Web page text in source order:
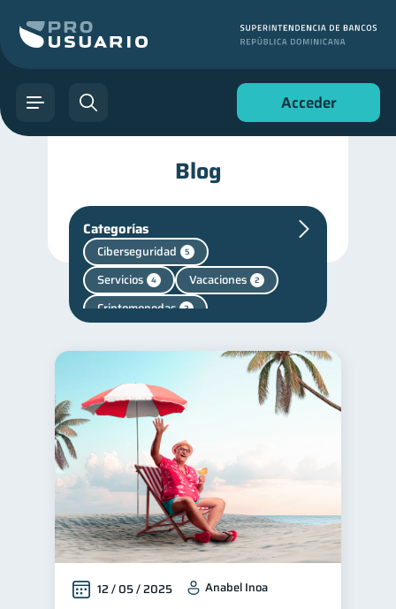
Acceder
Blog
Categorías
Ciberseguridad 5
Servicios 4 Vacaciones 2
Criptomonedas 2
Retiro 1
Finanzas personales
Manejo de deudas
Educación financiera
Finanzas para jóvenes 30
Control de deudas 30
Finanzas familiares 25
Inclusión financiera 22
Bienestar financiero 22
12 / 05 / 2025 Anabel Inoa